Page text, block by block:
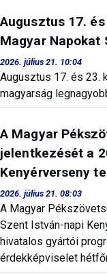
Augusztus 17.
Magyar Napokat
2026. július 21. 10:04
Augusztus 17. és 23.
magyarság
A Magyar
jelentkezését a
Kenyérverseny
2026. július 21. 08:03
A Magyar
Szent István-napi
hivatalos gyártói
érdekképviselet